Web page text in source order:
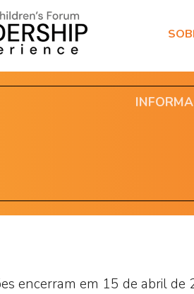
encerram em 15 de abril